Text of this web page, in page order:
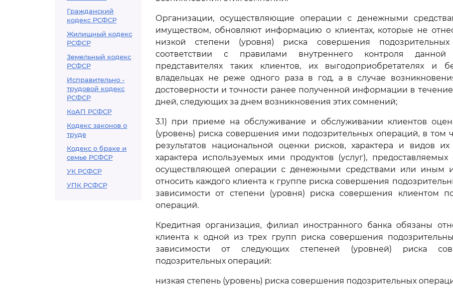
Гражданский
кодекс РСФСР
Жилищный кодекс
РСФСР
Земельный кодекс
РСФСР
Исправительно -
трудовой кодекс
РСФСР
КоАП РСФСР
Кодекс законов о
труде
Кодекс о браке и
семье РСФСР
УК РСФСР
УПК РСФСР
Организации, осуществляющие операции с денежными
имуществом, обновляют информацию о клиентах, которые не
низкой степени (уровня) риска совершения
соответствии с правилами внутреннего контроля данной
представителях таких клиентов, их выгодоприобретателях и
владельцах не реже одного раза в год, а в случае
достоверности и точности ранее полученной информации в
дней, следующих за днем возникновения этих сомнений;
3.1) при приеме на обслуживание и обслуживании клиентов
(уровень) риска совершения ими подозрительных операций, в том
результатов национальной оценки рисков, характера и видов их
характера используемых ими продуктов (услуг), предоставляемых
осуществляющей операции с денежными средствами или иным
относить каждого клиента к группе риска совершения
зависимости от степени (уровня) риска совершения клиентом
операций.
Кредитная организация, филиал иностранного банка обязаны
клиента к одной из трех групп риска совершения
зависимости от следующих степеней (уровней) риска
подозрительных операций:
низкая степень (уровень) риска совершения подозрительных